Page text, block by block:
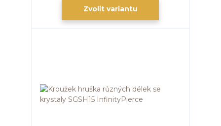
Zvolit variantu